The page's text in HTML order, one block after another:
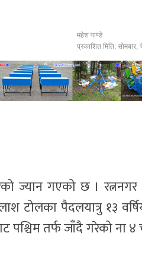
महेश पाण्डे
प्रकाशित मिति:
ज्यान गएको छ ।
टोलका पैदलयात्रु १३
पश्चिम तर्फ जाँदै गरेको ना